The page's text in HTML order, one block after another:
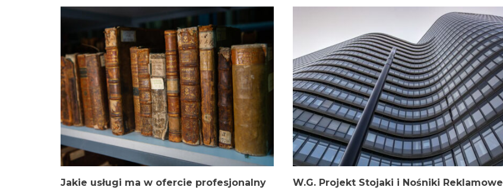
Jakie usługi ma w ofercie profesjonalny
W.G. Projekt Stojaki i Nośniki Reklamowe